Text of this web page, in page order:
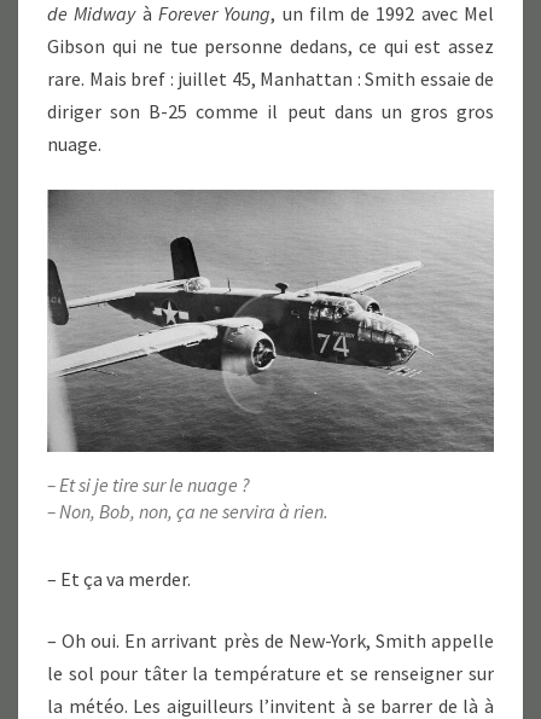
de Midwayà Forever Young, un film de 1992 avec Mel
Gibson qui ne tue personne dedans, ce qui est assez
rare. Mais bref : juillet 45, Manhattan : Smith essaie de
diriger son B-25 comme il peut dans un gros gros
nuage.
– Et si je tire sur le nuage ?
– Non, Bob, non, ça ne servira à rien.
– Et ça va merder.
– Oh oui. En arrivant près de New-York, Smith appelle
le sol pour tâter la température et se renseigner sur
la météo. Les aiguilleurs l’invitent à se barrer de là à